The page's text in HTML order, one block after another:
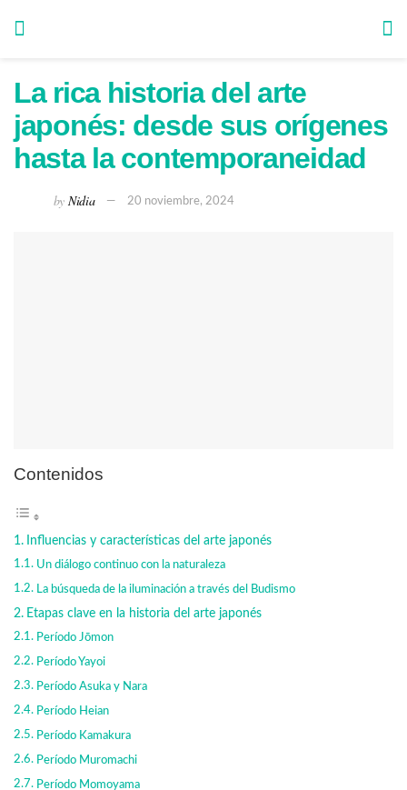
La rica historia del arte
japonés: desde sus orígenes
hasta la contemporaneidad
by Nidia 20 noviembre, 2024
Contenidos
Influencias y características del arte japonés
Un diálogo continuo con la naturaleza
La búsqueda de la iluminación a través del Budismo
Etapas clave en la historia del arte japonés
Período Jōmon
Período Yayoi
Período Asuka y Nara
Período Heian
Período Kamakura
Período Muromachi
Período Momoyama